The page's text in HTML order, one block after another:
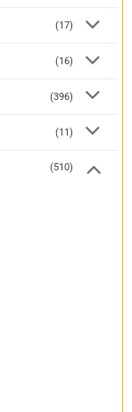
(17)
(16)
(396)
(11)
(510)